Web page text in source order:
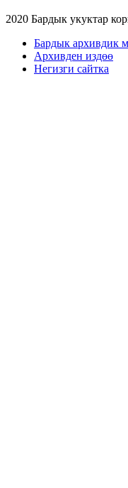
2020 Бардык укуктар
Бардык архивдик
Архивден издөө
Негизги сайтка